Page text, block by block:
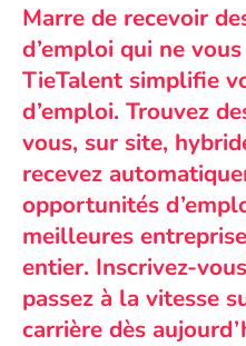
Marre de recevoir
d’emploi qui ne
TieTalent simplifie
d’emploi. Trouvez
vous, sur site,
recevez
opportunités
meilleures
entier. Inscrivez-
passez à la vitesse
carrière dès